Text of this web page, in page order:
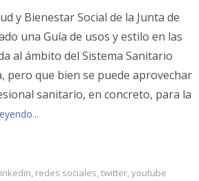
y Bienestar Social de la Junta de
una Guía de usos y estilo en las
al ámbito del Sistema Sanitario
pero que bien se puede aprovechar
sanitario, en concreto, para la
, redes sociales,twitter,youtube